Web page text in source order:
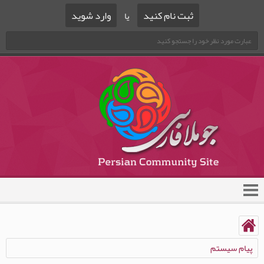
ثبت نام کنید یا وارد شوید
پیام سیستم